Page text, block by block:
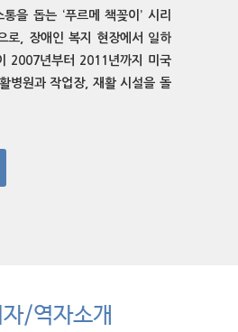
을 돕는 ‘푸르메 책꽂이’ 시리
로, 장애인 복지 현장에서 일하
2007년부터 2011년까지 미국
병원과 작업장, 재활 시설을 돌
/역자소개